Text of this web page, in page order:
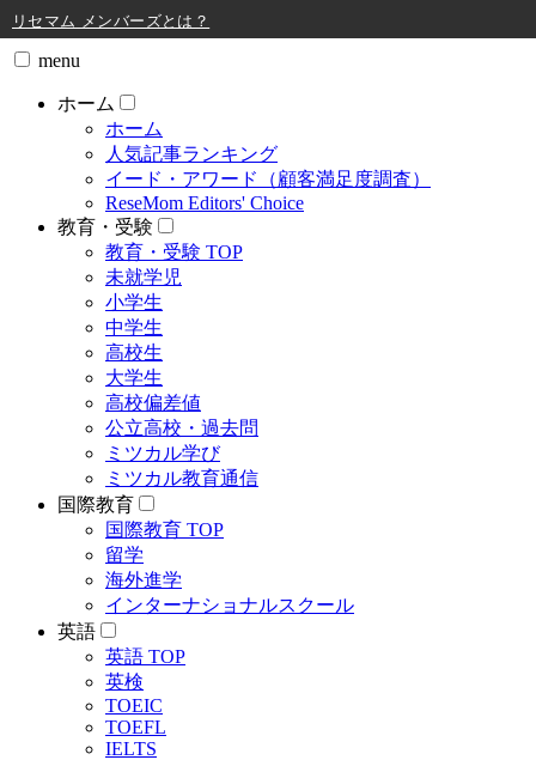
menu
ホーム
ホーム
人気記事ランキング
イード・アワード（顧客満足度調査）
ReseMom Editors' Choice
教育・受験
教育・受験 TOP
未就学児
小学生
中学生
高校生
大学生
高校偏差値
公立高校・過去問
ミツカル学び
ミツカル教育通信
国際教育
国際教育 TOP
留学
海外進学
インターナショナルスクール
英語
英語 TOP
英検
TOEIC
TOEFL
IELTS
リセマム メンバーズ